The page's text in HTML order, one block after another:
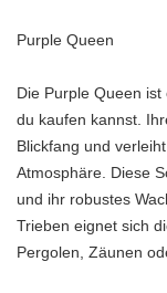
Purple Queen
Die Purple Queen
du kaufen kannst.
Blickfang und
Atmosphäre. Diese
und ihr robustes
Trieben eignet sich
Pergolen, Zäunen